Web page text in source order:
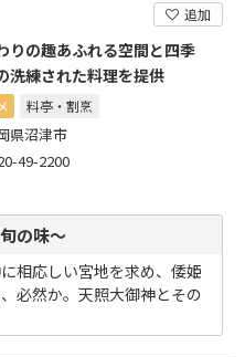
追加
りの趣あふれる空間と四季
洗練された料理を提供
料亭・割烹
県沼津市
49-2200
の味～
相応しい宮地を求め、倭姫
必然か。天照大御神とその